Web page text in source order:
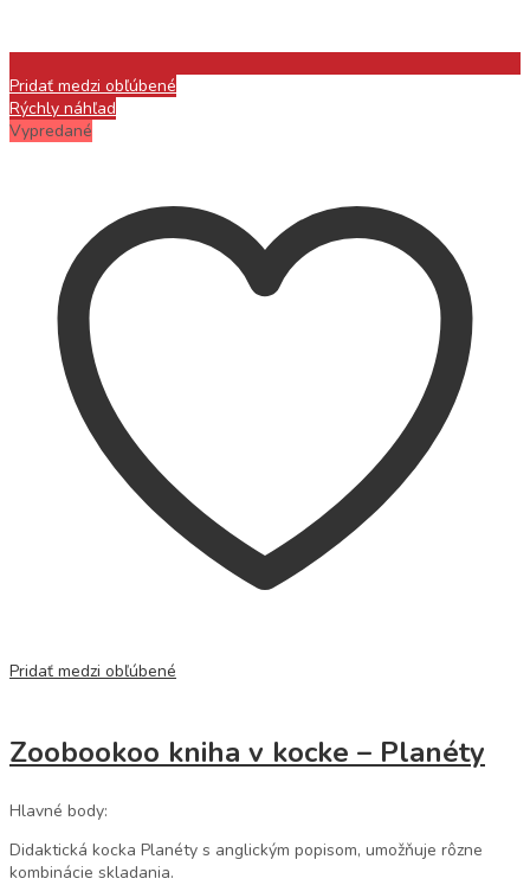
Pridať medzi obľúbené
Rýchly náhľad
Vypredané
Pridať medzi obľúbené
Zoobookoo kniha v kocke – Planéty
Hlavné body:
Didaktická kocka Planéty s anglickým popisom, umožňuje rôzne
kombinácie skladania.